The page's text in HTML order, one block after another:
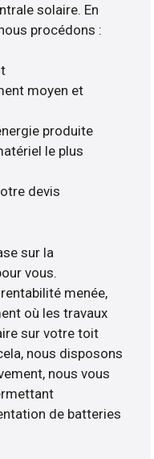
solaire. En
procédons :
moyen et
produite
le plus
devis
sur la
vous.
menée,
où les travaux
sur votre toit
nous disposons
nous vous
de batteries